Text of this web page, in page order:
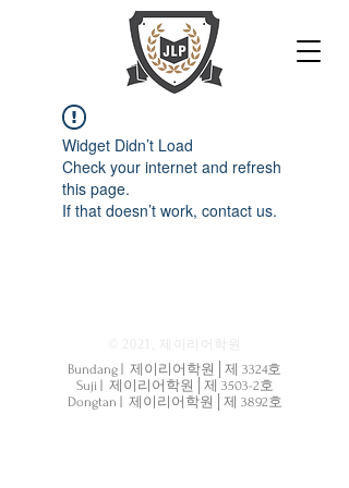
Widget Didn’t Load
Check your internet and refresh
this page.
If that doesn’t work, contact us.
© 2021, 제이리어학원
Bundang | 제이리어학원│제 3324호
Suji | 제이리어학원│제 3503-2호
Dongtan | 제이리어학원│제 3892호